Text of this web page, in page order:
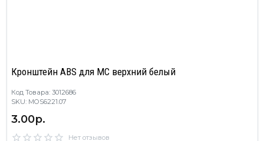
Кронштейн ABS для МС верхний белый
Код Товара: 3012686
SKU: MOS6221.07
3.00р.
Нет отзывов